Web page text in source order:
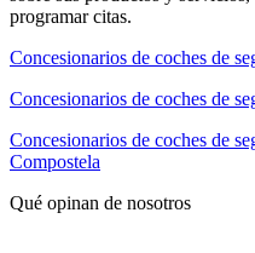
programar citas.
Concesionarios de coches de
Concesionarios de coches de
Concesionarios de coches de
Compostela
Qué opinan de nosotros